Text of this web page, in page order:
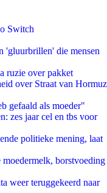
Switch
'gluurbrillen' die mensen
ruzie over pakket
over Straat van Hormuz
gefaald als moeder"
zes jaar cel en tbs voor
politieke mening, laat
borstvoeding
weer teruggekeerd naar